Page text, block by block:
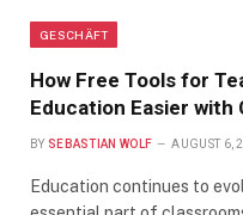
GESCHÄFT
How Free Tools for
Education Easier with
BY SEBASTIAN WOLF AUGUST 6,
Education continues to